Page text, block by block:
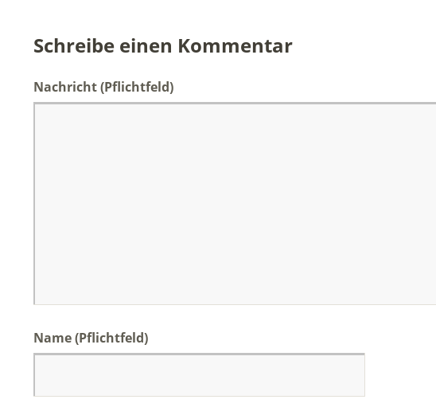
Schreibe einen Kommentar
Nachricht(Pflichtfeld)
Name (Pflichtfeld)